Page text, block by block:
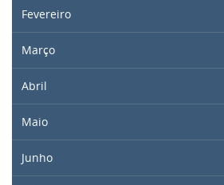
Fevereiro
Março
Abril
Maio
Junho